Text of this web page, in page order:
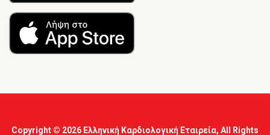
Copyright © 2026 Ελληνική Καρδιολογική Εταιρεία, All Rights